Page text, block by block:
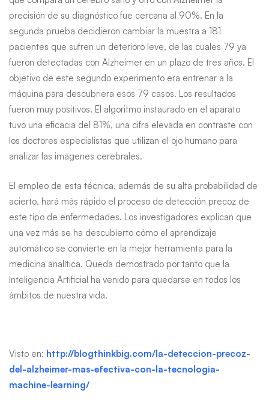
precisión de su diagnóstico fue cercana al 90%. En la
segunda prueba decidieron cambiar la muestra a 181
pacientes que sufren un deterioro leve, de las cuales 79 ya
fueron detectadas con Alzheimer en un plazo de tres años. El
objetivo de este segundo experimento era entrenar a la
máquina para descubriera esos 79 casos. Los resultados
fueron muy positivos. El algoritmo instaurado en el aparato
tuvo una eficacia del 81%, una cifra elevada en contraste con
los doctores especialistas que utilizan el ojo humano para
analizar las imágenes cerebrales.
El empleo de esta técnica, además de su alta probabilidad de
acierto, hará más rápido el proceso de detección precoz de
este tipo de enfermedades. Los investigadores explican que
una vez más se ha descubierto cómo el aprendizaje
automático se convierte en la mejor herramienta para la
medicina analítica. Queda demostrado por tanto que la
Inteligencia Artificial ha venido para quedarse en todos los
ámbitos de nuestra vida.
Visto en: http://blogthinkbig.com/la-deteccion-precoz-
del-alzheimer-mas-efectiva-con-la-tecnologia-
machine-learning/